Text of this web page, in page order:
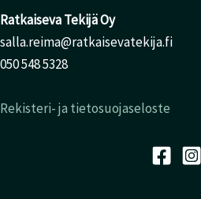
Ratkaiseva Tekijä Oy
salla.reima@ratkaisevatekija.fi
050 548 5328
Rekisteri- ja tietosuojaseloste